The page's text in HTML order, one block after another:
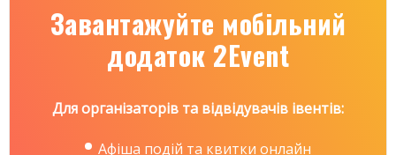
Завантажуйте мобільний
додаток 2Event
Для організаторів та відвідувачів івентів:
Афіша подій та квитки онлайн